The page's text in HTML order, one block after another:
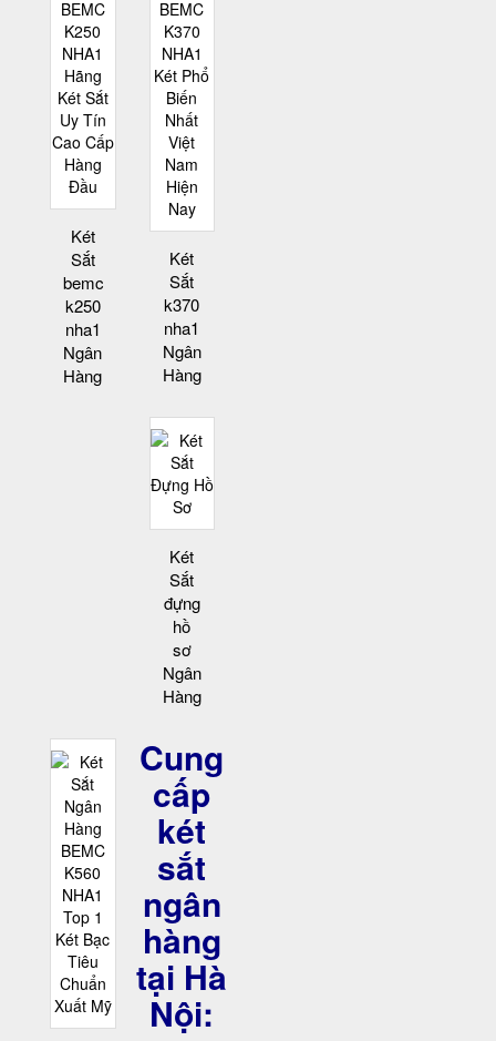
Két
Sắt
bemc
k250
nha1
Ngân
Hàng
Két
Sắt
k370
nha1
Ngân
Hàng
Két
Sắt
đựng
hồ
sơ
Ngân
Hàng
Cung
cấp
két
sắt
ngân
hàng
tại Hà
Nội: